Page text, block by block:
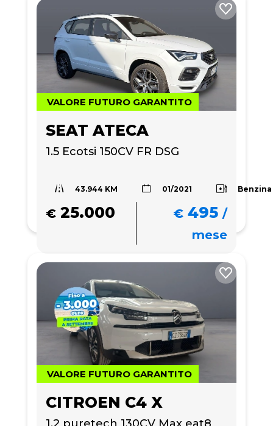
VALORE FUTURO GARANTITO
SEAT ATECA
1.5 Ecotsi 150CV FR DSG
43.944 KM 01/2021 Benzina
€ 25.000 € 495 /
mese
VALORE FUTURO GARANTITO
CITROEN C4 X